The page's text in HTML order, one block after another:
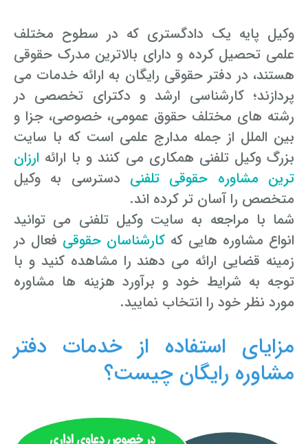
وکیل پایه یک دادگستری که در سطوح مختلف
علمی تحصیل کرده و دارای بالاترین مدرک حقوقی
هستند، در دفتر حقوقی رایگان به ارائه خدمات می
پردازند؛ کارشناسی ارشد و دکترای تخصصی در
رشته های مختلف حقوق عمومی، خصوصی، جزا و
بین الملل از جمله مدارج علمی است که با سایت
بزرگ وکیل تلفنی همکاری می کنند و با ارائه ارزان
ترین مشاوره حقوقی تلفنی دسترسی به وکیل
متخصص را آسان تر کرده اند.
شما با مراجعه به سایت وکیل تلفنی می توانید
انواع مشاوره هایی که کارشناسان حقوقی فعال در
زمینه قضایی ارائه می دهند را مشاهده کنید و با
توجه به شرایط خود و برآورد هزینه ها مشاوره
مورد نظر خود را انتخاب نمایید.
مزایای استفاده از خدمات دفتر
مشاوره رایگان چیست؟